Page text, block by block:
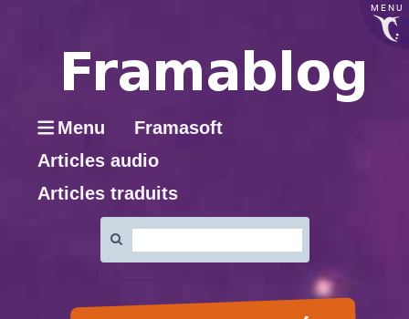
MENU
Menu
Framasoft
Articles audio
Articles traduits
: